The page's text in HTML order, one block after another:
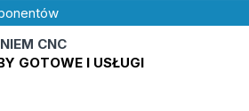
CNC
GOTOWE I USŁUGI